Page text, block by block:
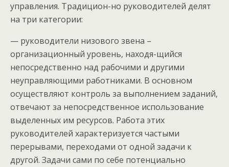
управления. Традицион-но руководителей делят
на три категории:
— руководители низового звена –
организационный уровень, находя-щийся
непосредственно над рабочими и другими
неуправляющими работниками. В основном
осуществляют контроль за выполнением заданий,
отвечают за непосредственное использование
выделенных им ресурсов. Работа этих
руководителей характеризуется частыми
перерывами, переходами от одной задачи к
другой. Задачи сами по себе потенциально